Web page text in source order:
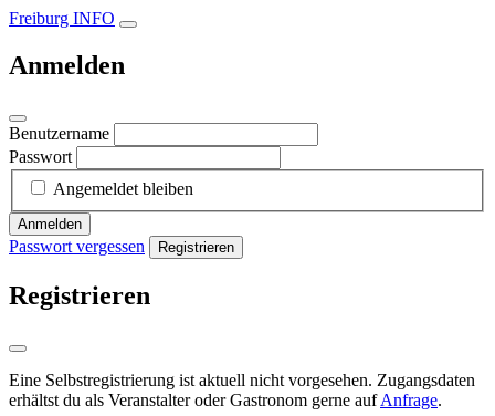
Freiburg INFO
Anmelden
Benutzername
Passwort
Angemeldet bleiben
Anmelden
Passwort vergessen Registrieren
Registrieren
Eine Selbstregistrierung ist aktuell nicht vorgesehen. Zugangsdaten
erhältst du als Veranstalter oder Gastronom gerne aufAnfrage.